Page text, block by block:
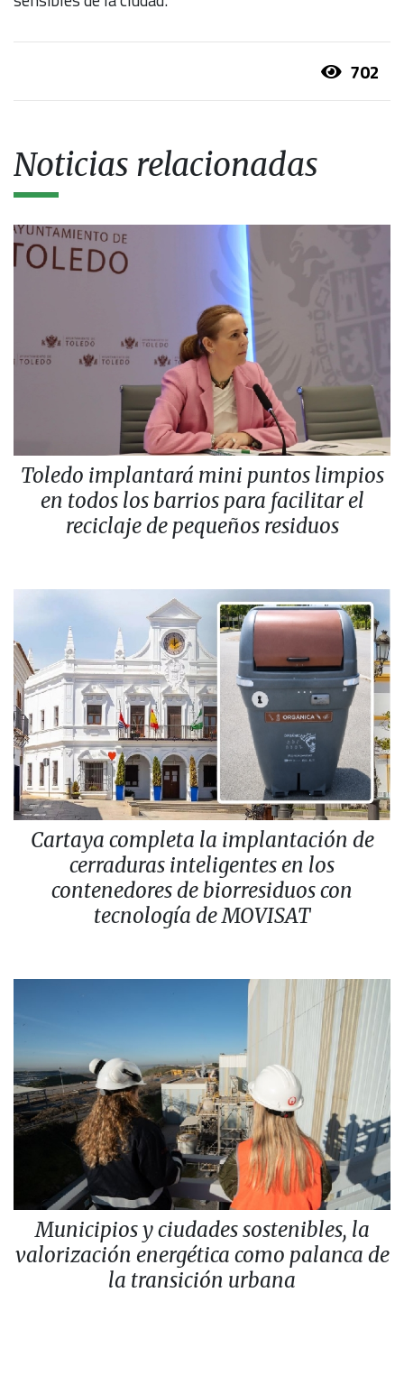
702
Noticias relacionadas
Toledo implantará mini puntos limpios
en todos los barrios para facilitar el
reciclaje de pequeños residuos
Cartaya completa la implantación de
cerraduras inteligentes en los
contenedores de biorresiduos con
tecnología de MOVISAT
Municipios y ciudades sostenibles, la
valorización energética como palanca de
la transición urbana